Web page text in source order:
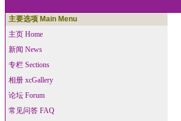
主要选项 Main Menu
主页 Home
新闻 News
专栏 Sections
相册 xcGallery
论坛 Forum
常见问答 FAQ